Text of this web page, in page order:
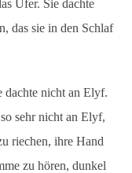
Ufer. Sie dachte
das sie in den Schlaf
dachte nicht an Elyf.
sehr nicht an Elyf,
riechen, ihre Hand
zu hören, dunkel